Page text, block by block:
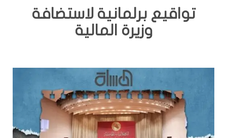
تواقيع برلمانية لاستضافة
وزيرة المالية